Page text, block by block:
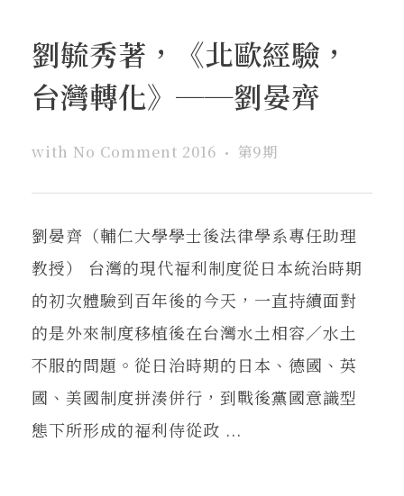
劉毓秀著，《北歐經驗，
台灣轉化》──劉晏齊
with No Comment 2016 第9期
劉晏齊（輔仁大學學士後法律學系專任助理
教授） 台灣的現代福利制度從日本統治時期
的初次體驗到百年後的今天，一直持續面對
的是外來制度移植後在台灣水土相容／水土
不服的問題。從日治時期的日本、德國、英
國、美國制度拼湊併行，到戰後黨國意識型
態下所形成的福利侍從政 ...